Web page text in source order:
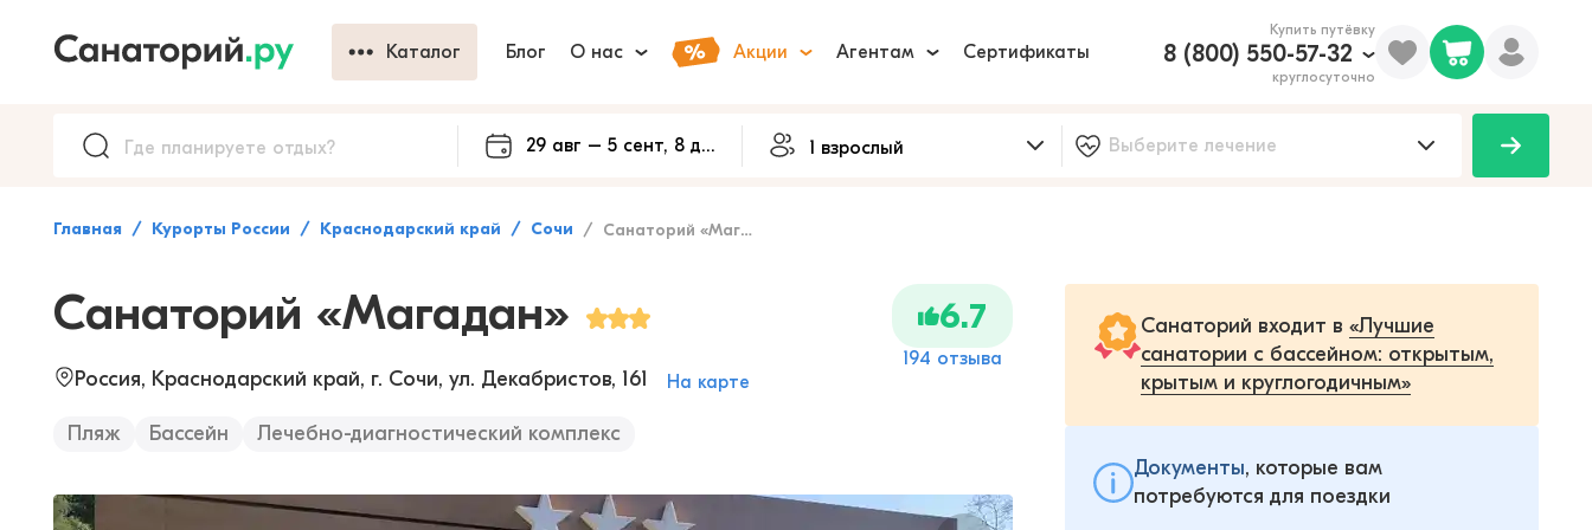
Каталог Блог О нас Акции Агентам Сертификаты
Купить путёвку
8 (800) 550-57-32
круглосуточно
Главная Курорты России Краснодарский край Сочи Санаторий «Магадан»
Санаторий «Магадан»
Россия, Краснодарский край, г. Сочи, ул. Декабристов, 161 На карте
Пляж Бассейн Лечебно-диагностический комплекс
6.7
194 отзыва
Санаторий входит в «Лучшие
санатории с бассейном: открытым,
крытым и круглогодичным»
Документы, которые вам
потребуются для поездки